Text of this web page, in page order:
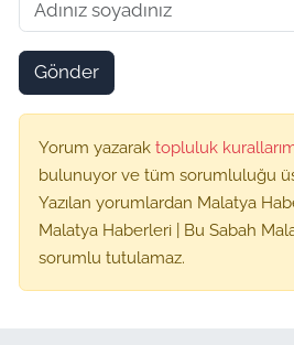
Gönder
Yorum yazarak topluluk
bulunuyor ve tüm sorumluluğu
Yazılan yorumlardan Malatya
Malatya Haberleri | Bu Sabah
sorumlu tutulamaz.